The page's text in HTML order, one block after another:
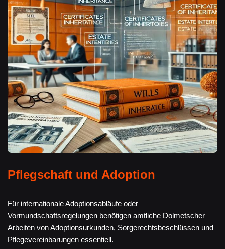
Pflegschaft und Adoption
Für internationale Adoptionsabläufe oder
Vormundschaftsregelungen benötigen amtliche Dolmetscher
Arbeiten von Adoptionsurkunden, Sorgerechtsbeschlüssen und
Pflegevereinbarungen essentiell.